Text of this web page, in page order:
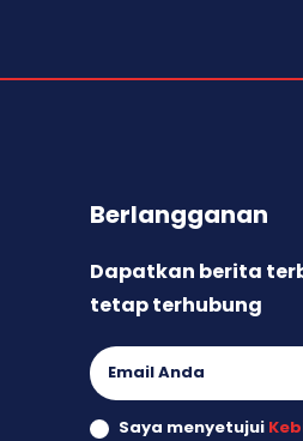
Berlangganan
Dapatkan berita
tetap terhubung
Saya menyetujui